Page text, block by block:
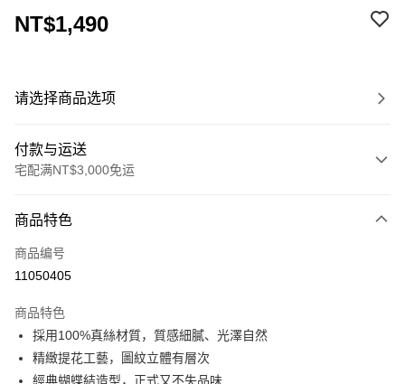
NT$1,490
请选择商品选项
付款与运送
宅配满NT$3,000免运
信用卡一次付款
信用卡分期付款
合作金库商业银行
华南商业银行
彰化商业银行
上海商业储蓄银行
国泰世华商业银行
兆丰国际商业银行
6期 0利率，每期
华南商业银行
LINE Pay
商品特色
商品编号
11050405
商品特色
採用100%真絲材質，質感細膩、光澤自然
精緻提花工藝，圖紋立體有層次
經典蝴蝶結造型，正式又不失品味